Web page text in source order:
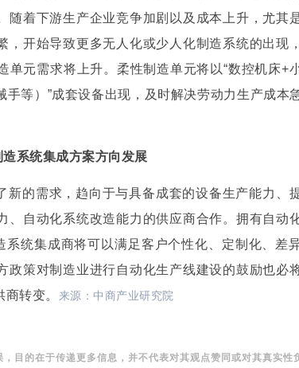
随着下游生产企业竞争加剧以及成本上升，尤其
，开始导致更多无人化或少人化制造系统的出现
单元需求将上升。柔性制造单元将以“数控机床+
手等）”成套设备出现，及时解决劳动力生产成本
系统集成方案方向发展
新的需求，趋向于与具备成套的设备生产能力、
自动化系统改造能力的供应商合作。拥有自动
系统集成商将可以满足客户个性化、定制化、差
政策对制造业进行自动化生产线建设的鼓励也必
转变。
来源： 中商产业研究院
目的在于传递更多信息，并不代表对其观点赞同或对其真实性